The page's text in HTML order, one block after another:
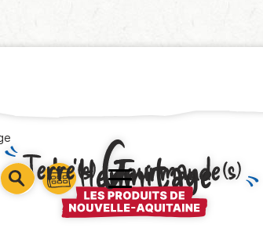
barre
1
barre
2
barre
3
L’Hermitage